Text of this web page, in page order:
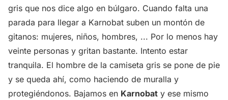
gris que nos dice algo en búlgaro. Cuando falta una
parada para llegar a Karnobat suben un montón de
gitanos: mujeres, niños, hombres, ... Por lo menos hay
veinte personas y gritan bastante. Intento estar
tranquila. El hombre de la camiseta gris se pone de pie
y se queda ahí, como haciendo de muralla y
protegiéndonos. Bajamos en Karnobat y ese mismo